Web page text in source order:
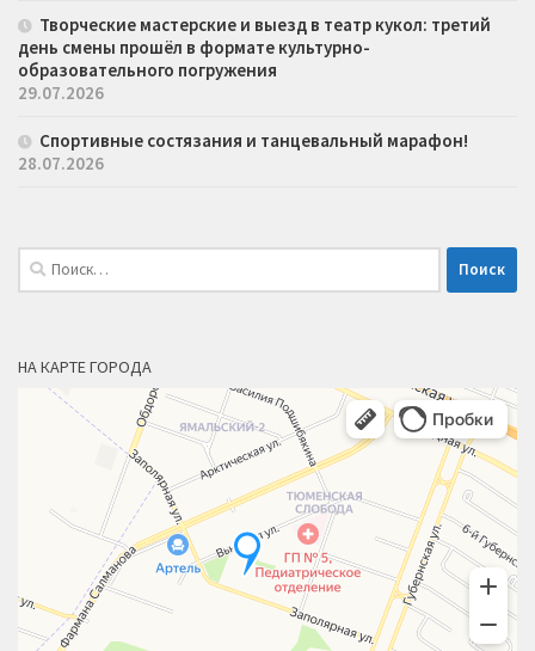
Творческие мастерские и выезд в театр кукол: третий
день смены прошёл в формате культурно-
образовательного погружения
29.07.2026
Спортивные состязания и танцевальный марафон!
28.07.2026
Найти:
НА КАРТЕ ГОРОДА